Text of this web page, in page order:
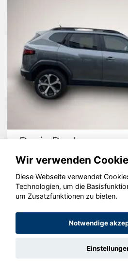
Dacia Duster
© konjunkturmotor.de
Wir verwenden
Diese Webseite verwendet
Technologien, um die
um Zusatzfunktionen zu bieten.
Notwendige